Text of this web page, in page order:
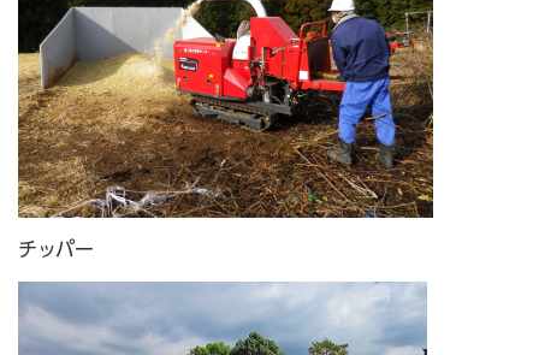
チッパー